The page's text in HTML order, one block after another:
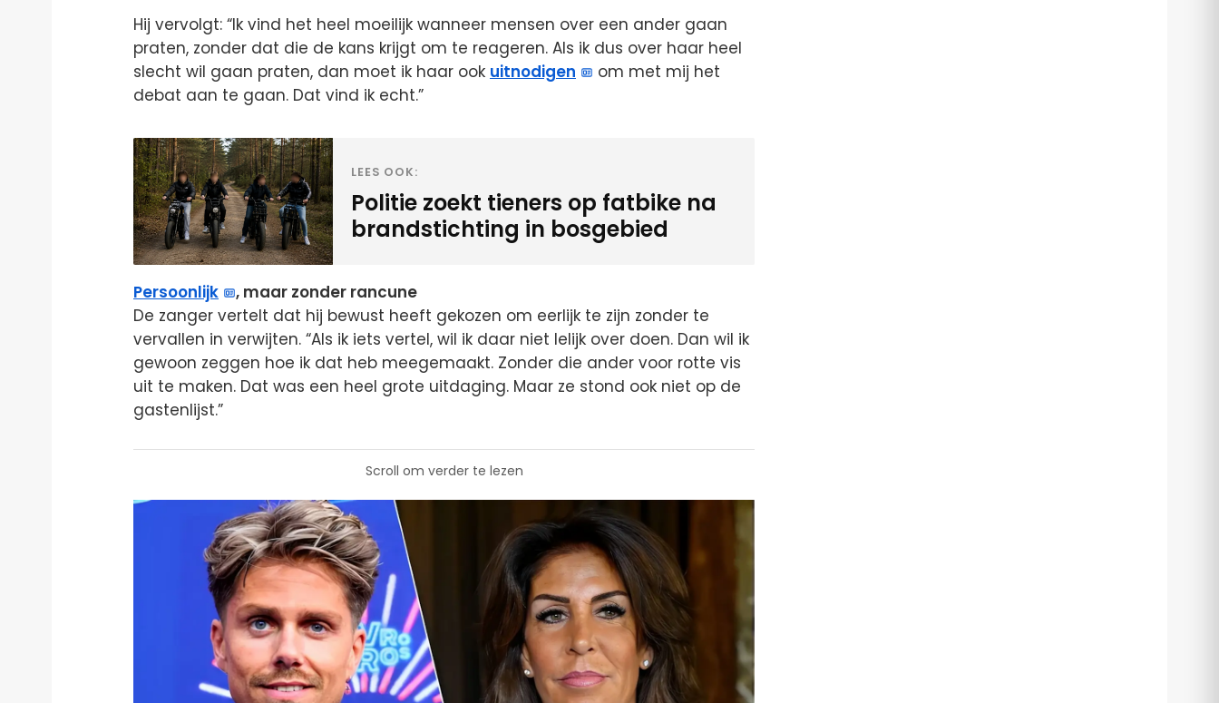
Hij vervolgt: “Ik vind het heel moeilijk wanneer mensen over een ander gaan
praten, zonder dat die de kans krijgt om te reageren. Als ik dus over haar heel
slecht wil gaan praten, dan moet ik haar ook uitnodigen
om met mij het
debat aan te gaan. Dat vind ik echt.”
LEES OOK:
Politie zoekt tieners op fatbike na
brandstichting in bosgebied
Persoonlijk
, maar zonder rancune
De zanger vertelt dat hij bewust heeft gekozen om eerlijk te zijn zonder te
vervallen in verwijten. “Als ik iets vertel, wil ik daar niet lelijk over doen. Dan wil ik
gewoon zeggen hoe ik dat heb meegemaakt. Zonder die ander voor rotte vis
uit te maken. Dat was een heel grote uitdaging. Maar ze stond ook niet op de
gastenlijst.”
Scroll om verder te lezen